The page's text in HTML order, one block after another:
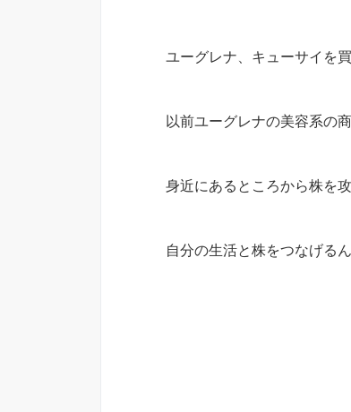
ユーグレナ、キューサイを
以前ユーグレナの美容系の
身近にあるところから株を
自分の生活と株をつなげるん